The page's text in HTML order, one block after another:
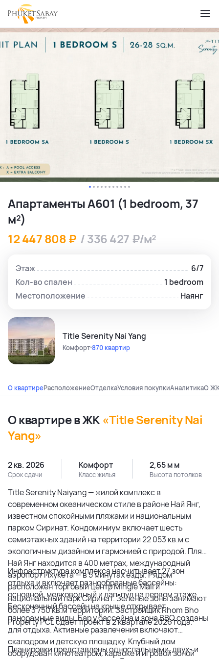
Апартаменты A601 (1 bedroom, 37
м²)
12 447 808 ₽ / 336 427 ₽/м²
Этаж
6/7
Кол-во спален
1 bedroom
Местоположение
Наянг
Title Serenity Nai Yang
Комфорт870 квартир
О квартиреРасположениеОтделкаУсловия покупкиАналитикаО
О квартире в ЖК «Title Serenity Nai
Yang»
2 кв. 2026
Срок сдачи
Комфорт
Класс жилья
2,65 м м
Высота потолков
Title Serenity Naiyang — жилой комплекс в
современном океаническом стиле в районе Най Янг,
известном спокойными пляжами и национальным
парком Сиринат. Кондоминиум включает шесть
семиэтажных зданий на территории 22 053 кв.м с
экологичным дизайном и гармонией с природой. Пляж
Най Янг находится в 400 метрах, международный
аэропорт Пхукета — в 5 минутах езды. Рядом
расположен торговый центр Mingle Mall и
национальный парк Сиринат. Зеленые зоны занимают
более 3 750 кв.м территории. Застройщик Rhom Bho
Property PCL сдает проект в 2 квартале 2026 года.
Инфраструктура комплекса насчитывает 27 зон
отдыха и включает разнообразные бассейны:
основной, мелководный и лап-пул на первом этаже.
Бесконечный бассейн на крыше открывает
панорамные виды. Бар у бассейна и зона BBQ созданы
для отдыха. Активные развлечения включают
скалодром и детскую площадку. Клубный дом
оборудован кинотеатром, караоке и игровой зоной
Планировки представлены односпальными, двух- и